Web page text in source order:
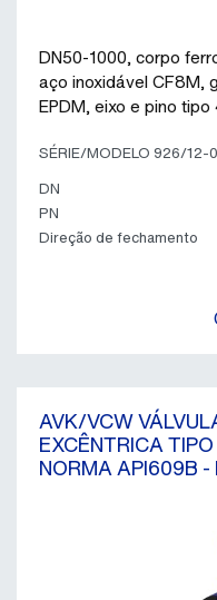
DN50-1000, corpo
aço inoxidável CF8M,
EPDM, eixo e pino tipo
SÉRIE/MODELO 926/12-
DN
PN
Direção de fechamento
AVK/VCW
EXCÊNTRICA
NORMA API609B -